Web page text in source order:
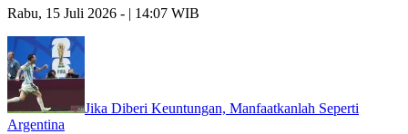
Rabu, 15 Juli 2026 - | 14:07 WIB
Jika Diberi Keuntungan, Manfaatkanlah Seperti
Argentina